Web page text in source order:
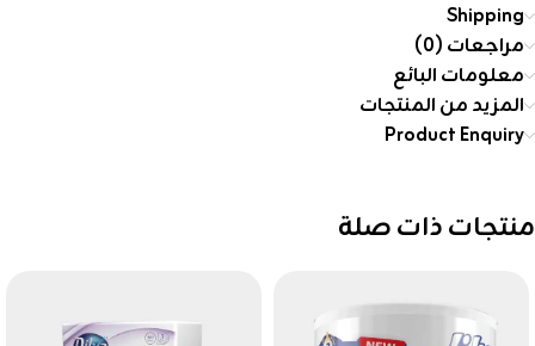
Shipping
مراجعات (0)
معلومات البائع
المزيد من المنتجات
Product Enquiry
منتجات ذات صلة